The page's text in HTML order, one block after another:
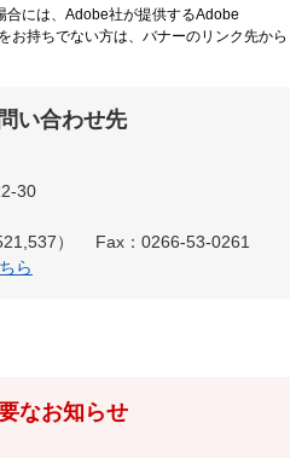
合には、Adobe社が提供するAdobe
お持ちでない方は、バナーのリンク先から
い合わせ先
30
）
Fax：0266-53-0261
ら
なお知らせ